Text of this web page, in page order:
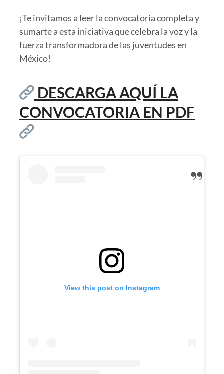
¡Te invitamos a leer la convocatoria completa y
sumarte a esta iniciativa que celebra la voz y la
fuerza transformadora de las juventudes en
México!
DESCARGA AQUÍ LA
CONVOCATORIA EN PDF
View this post on Instagram